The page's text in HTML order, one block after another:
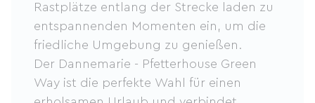
Rastplätze entlang der Strecke laden zu
entspannenden Momenten ein, um die
friedliche Umgebung zu genießen.
Der Dannemarie - Pfetterhouse Green
Way ist die perfekte Wahl für einen